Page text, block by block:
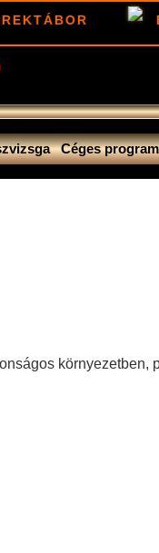
Céges
környezetben,